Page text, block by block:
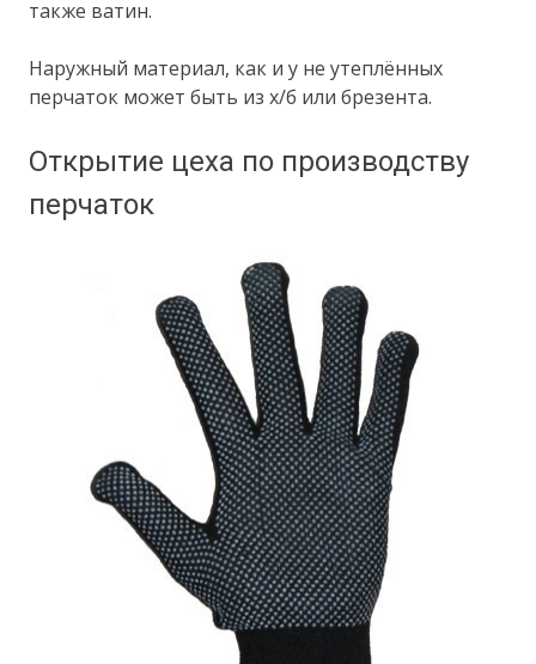
также ватин.
Наружный материал, как и у не утеплённых
перчаток может быть из х/б или брезента.
Открытие цеха по производству
перчаток